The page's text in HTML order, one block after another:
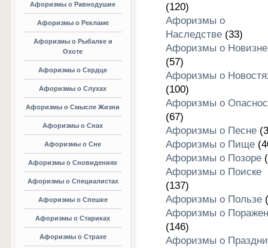
Афоризмы о Равнодушие
Афоризмы о Рекламе
Афоризмы о Рыбалке и
Охоте
Афоризмы о Сердце
Афоризмы о Слухах
Афоризмы о Смысле Жизни
Афоризмы о Снах
Афоризмы о Сне
Афоризмы о Сновидениях
Афоризмы о Специалистах
Афоризмы о Спешке
Афоризмы о Стариках
Афоризмы о Страхе
(120)
Афоризмы о
Наследстве(33)
Афоризмы о Новизне
(57)
Афоризмы о
(100)
Афоризмы о
(67)
Афоризмы о Песне
Афоризмы о Пище
Афоризмы о Позоре
Афоризмы о Поиске
(137)
Афоризмы о Пользе
Афоризмы о
(146)
Афоризмы о